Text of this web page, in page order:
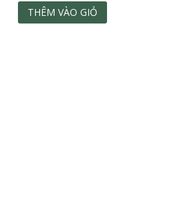
THÊM VÀO GIỎ